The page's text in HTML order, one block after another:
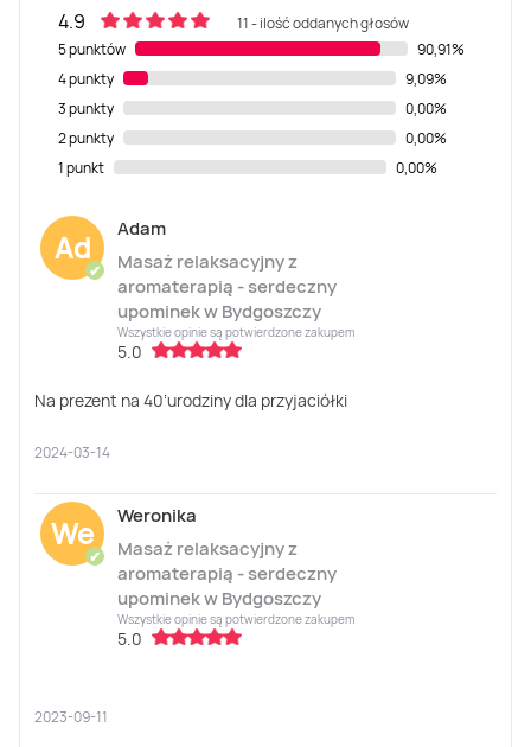
4.9
11 - ilość oddanych głosów
5 punktów
90,91%
4 punkty
9,09%
3 punkty
0,00%
2 punkty
0,00%
1 punkt
0,00%
Ad
✔
Adam
Masaż relaksacyjny z
aromaterapią - serdeczny
upominek w Bydgoszczy
Wszystkie opinie są potwierdzone zakupem
5.0
Na prezent na 40’urodziny dla przyjaciółki
2024-03-14
We
✔
Weronika
Masaż relaksacyjny z
aromaterapią - serdeczny
upominek w Bydgoszczy
Wszystkie opinie są potwierdzone zakupem
5.0
2023-09-11